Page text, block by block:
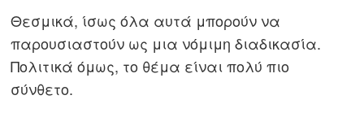
Θεσμικά, ίσως όλα αυτά μπορούν να
παρουσιαστούν ως μια νόμιμη διαδικασία.
Πολιτικά όμως, το θέμα είναι πολύ πιο
σύνθετο.